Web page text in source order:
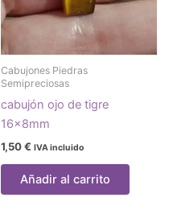
Cabujones Piedras
Semipreciosas
cabujón ojo de tigre
16x8mm
1,50€ IVA incluido
Añadir al carrito